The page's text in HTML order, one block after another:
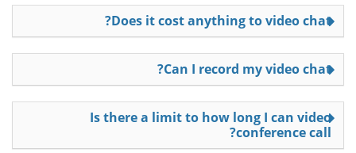
Does it cost anything to video chat?
Can I record my video chat?
Is there a limit to how long I can video
conference call?